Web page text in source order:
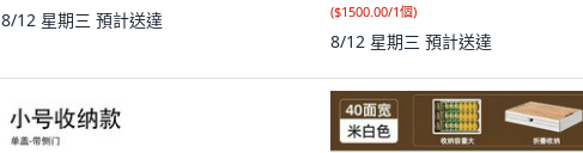
8/12 星期三 預計送達 ($1500.00/1個)
8/12 星期三 預計送達